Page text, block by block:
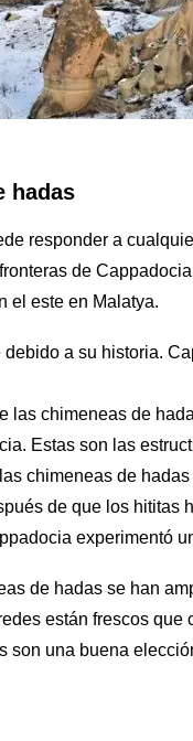
hadas
responder a
de
el este en Malatya.
a su historia.
las chimeneas de
Estas son las
chimeneas de
de que los
experimentó
de hadas se han
están frescos
son una buena